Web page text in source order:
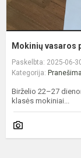
Mokinių vasaros
Paskelbta: 2025-06-
Kategorija:
Birželio 22–27
klasės mokiniai...